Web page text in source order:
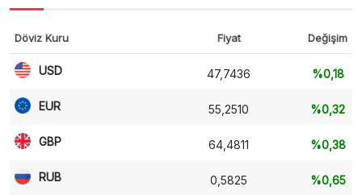
Döviz Kuru Fiyat Değişim
USD 47,7436 %0,18
EUR 55,2510 %0,32
GBP 64,4811 %0,38
RUB 0,5825 %0,65